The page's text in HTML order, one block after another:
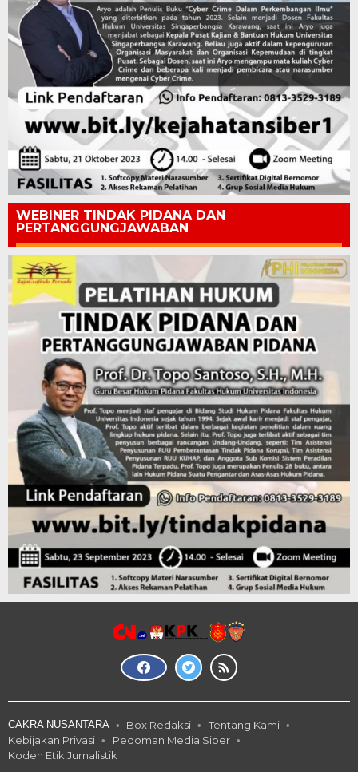
WEBINER TINDAK PIDANA DAN
PERTANGGUNGJAWABAN
CAKRA NUSANTARA Box Redaksi
Tentang Kami
Kebijakan Privasi
Pedoman Media Siber
Koden Etik Jurnalistik